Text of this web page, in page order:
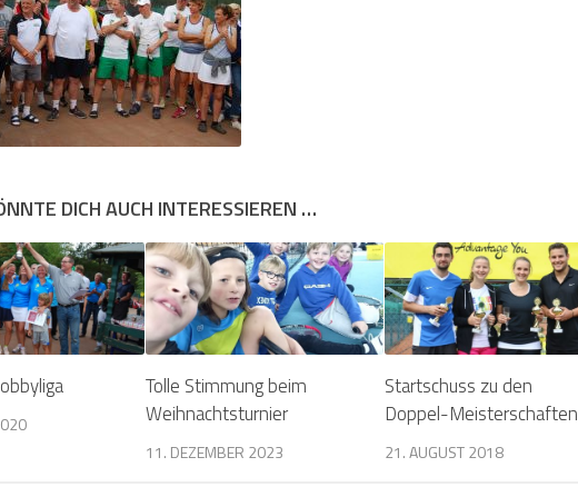
DICH AUCH INTERESSIEREN …
Tolle Stimmung beim
Weihnachtsturnier
11. DEZEMBER 2023
Startschuss zu den
Doppel-Meisterschaften
21. AUGUST 2018